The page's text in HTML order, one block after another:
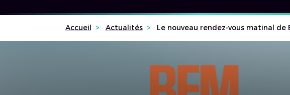
Accueil Actualités Le nouveau rendez-vous matinal de